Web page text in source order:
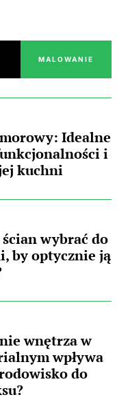
MALOWANIE
Idealne
i
kuchni
wybrać do
by optycznie ją
wnętrza w
wpływa
do